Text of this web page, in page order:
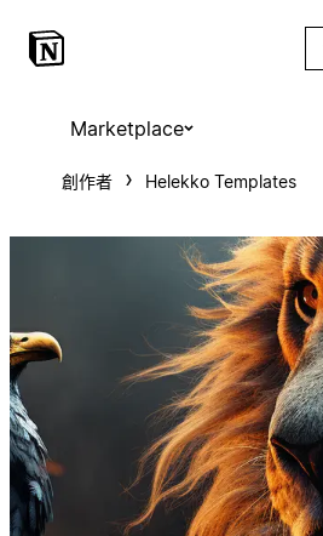
Marketplace
創作者 Helekko Templates